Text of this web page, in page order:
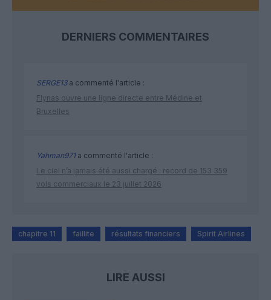
DERNIERS COMMENTAIRES
SERGE13a commenté l'article :
Flynas ouvre une ligne directe entre Médine et
Bruxelles
Yahman971a commenté l'article :
Le ciel n’a jamais été aussi chargé : record de 153 359
vols commerciaux le 23 juillet 2026
chapitre 11 faillite résultats financiers Spirit Airlines
LIRE AUSSI